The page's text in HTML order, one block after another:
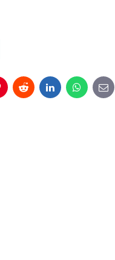
RedditLinkedInWhatsApp
E-
mail